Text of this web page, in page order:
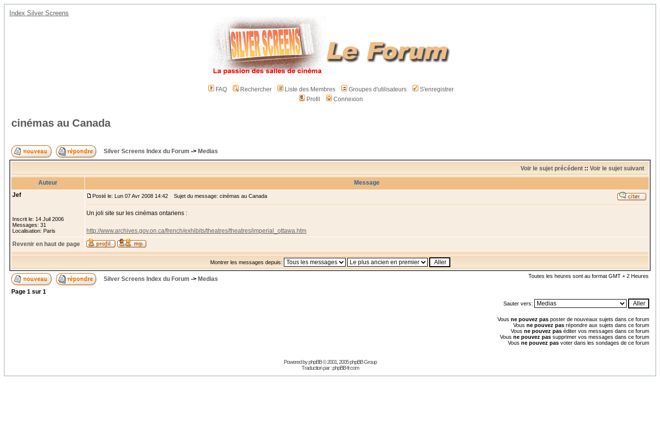
Index Silver Screens
FAQ Rechercher Liste des Membres Groupes d'utilisateurs
S'enregistrer
Profil
Connexion
cinémas au Canada
Silver Screens Index du Forum -> Medias
Voir le sujet précédent :: Voir le sujet suivant
Auteur
Message
Jef
Inscrit le: 14 Juil 2006
Messages: 31
Localisation: Paris
Posté le: Lun 07 Avr 2008 14:42 Sujet du message: cinémas au Canada
Un joli site sur les cinémas ontariens :
http://www.archives.gov.on.ca/french/exhibits/theatres/theatres/imperial_ottawa.htm
Revenir en haut de page
Montrer les messages depuis:
Silver Screens Index du Forum -> Medias Toutes les heures sont au format GMT + 2 Heures
Page 1 sur 1
Sauter vers:
Vous ne pouvez pas poster de nouveaux sujets dans ce forum
Vous ne pouvez pas répondre aux sujets dans ce forum
Vous ne pouvez pas éditer vos messages dans ce forum
Vous ne pouvez pas supprimer vos messages dans ce forum
Vous ne pouvez pas voter dans les sondages de ce forum
Powered byphpBB© 2001, 2005 phpBB Group
Traduction par :phpBB-fr.com